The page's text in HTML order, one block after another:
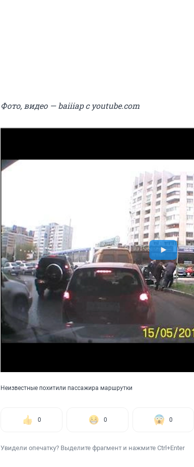
Фото, видео — baiiiap c youtube.com
Неизвестные похитили пассажира маршрутки
0 0 0
Увидели опечатку? Выделите фрагмент и нажмите Ctrl+Enter